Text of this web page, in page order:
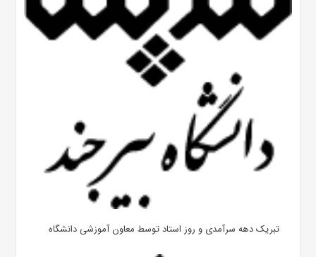
تبریک دهه سرآمدی و روز استاد توسط معاون آموزشی دانشگاه